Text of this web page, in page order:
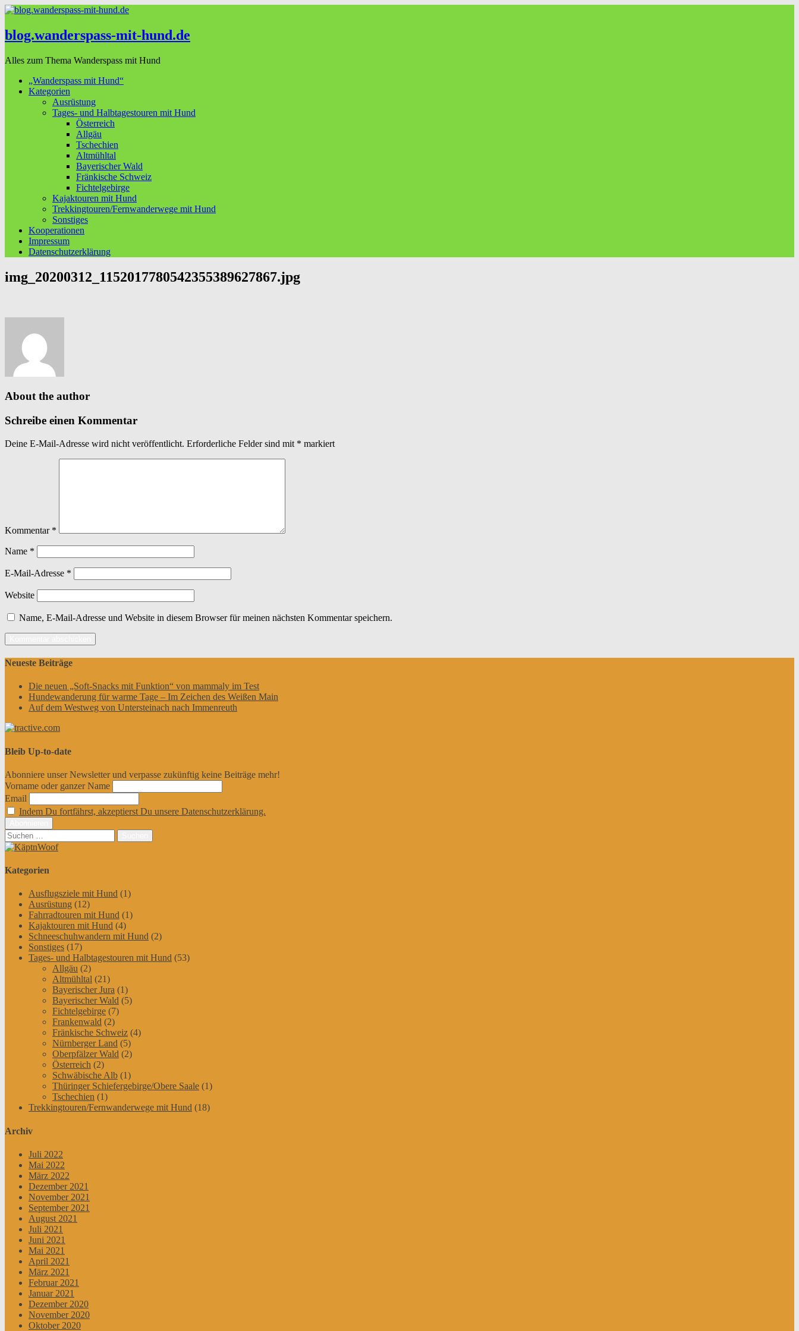
blog.wanderspass-mit-hund.de
Alles zum Thema Wanderspass mit Hund
„Wanderspass mit Hund“
Kategorien
Ausrüstung
Tages- und Halbtagestouren mit Hund
Österreich
Allgäu
Tschechien
Altmühltal
Bayerischer Wald
Fränkische Schweiz
Fichtelgebirge
Kajaktouren mit Hund
Trekkingtouren/Fernwanderwege mit Hund
Sonstiges
Kooperationen
Impressum
Datenschutzerklärung
img_20200312_1152017780542355389627867.jpg
About the author
Schreibe einen Kommentar
Deine E-Mail-Adresse wird nicht veröffentlicht. Erforderliche Felder sind mit * markiert
Kommentar *
Name *
E-Mail-Adresse *
Website
Name, E-Mail-Adresse und Website in diesem Browser für meinen nächsten Kommentar speichern.
Neueste Beiträge
Die neuen „Soft-Snacks mit Funktion“ von mammaly im Test
Hundewanderung für warme Tage – Im Zeichen des Weißen Main
Auf dem Westweg von Untersteinach nach Immenreuth
Bleib Up-to-date
Abonniere unser Newsletter und verpasse zukünftig keine Beiträge mehr!
Vorname oder ganzer Name
Email
Indem Du fortfährst, akzeptierst Du unsere Datenschutzerklärung.
Suchen
nach:
Kategorien
Ausflugsziele mit Hund (1)
Ausrüstung (12)
Fahrradtouren mit Hund (1)
Kajaktouren mit Hund (4)
Schneeschuhwandern mit Hund (2)
Sonstiges (17)
Tages- und Halbtagestouren mit Hund (53)
Allgäu (2)
Altmühltal (21)
Bayerischer Jura (1)
Bayerischer Wald (5)
Fichtelgebirge (7)
Frankenwald (2)
Fränkische Schweiz (4)
Nürnberger Land (5)
Oberpfälzer Wald (2)
Österreich (2)
Schwäbische Alb (1)
Thüringer Schiefergebirge/Obere Saale (1)
Tschechien (1)
Trekkingtouren/Fernwanderwege mit Hund (18)
Archiv
Juli 2022
Mai 2022
März 2022
Dezember 2021
November 2021
September 2021
August 2021
Juli 2021
Juni 2021
Mai 2021
April 2021
März 2021
Februar 2021
Januar 2021
Dezember 2020
November 2020
Oktober 2020